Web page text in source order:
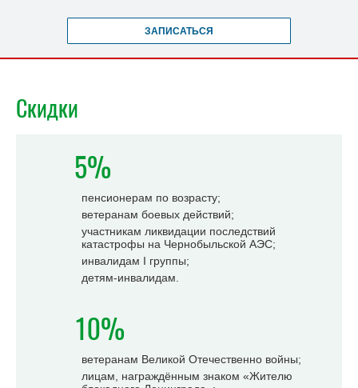
ЗАПИСАТЬСЯ
Скидки
5%
пенсионерам по возрасту;
ветеранам боевых действий;
участникам ликвидации последствий
катастрофы на Чернобыльской АЭС;
инвалидам I группы;
детям-инвалидам.
10%
ветеранам Великой Отечественно войны;
лицам, награждённым знаком «Жителю